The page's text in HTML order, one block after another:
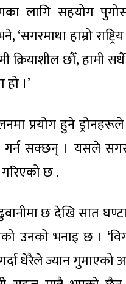
लागि सहयोग
हाम्रो
क्रियाशील छौँ, हामी
।’
प्रयोग हुने
गर्न सक्छन् । यसले
गरिएको छ .
छ देखि सात
उनको भनाइ छ ।
धेरैले ज्यान गुमाएको